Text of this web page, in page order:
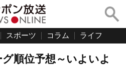
スポーツ コラム ライフ
順位予想～いよいよ